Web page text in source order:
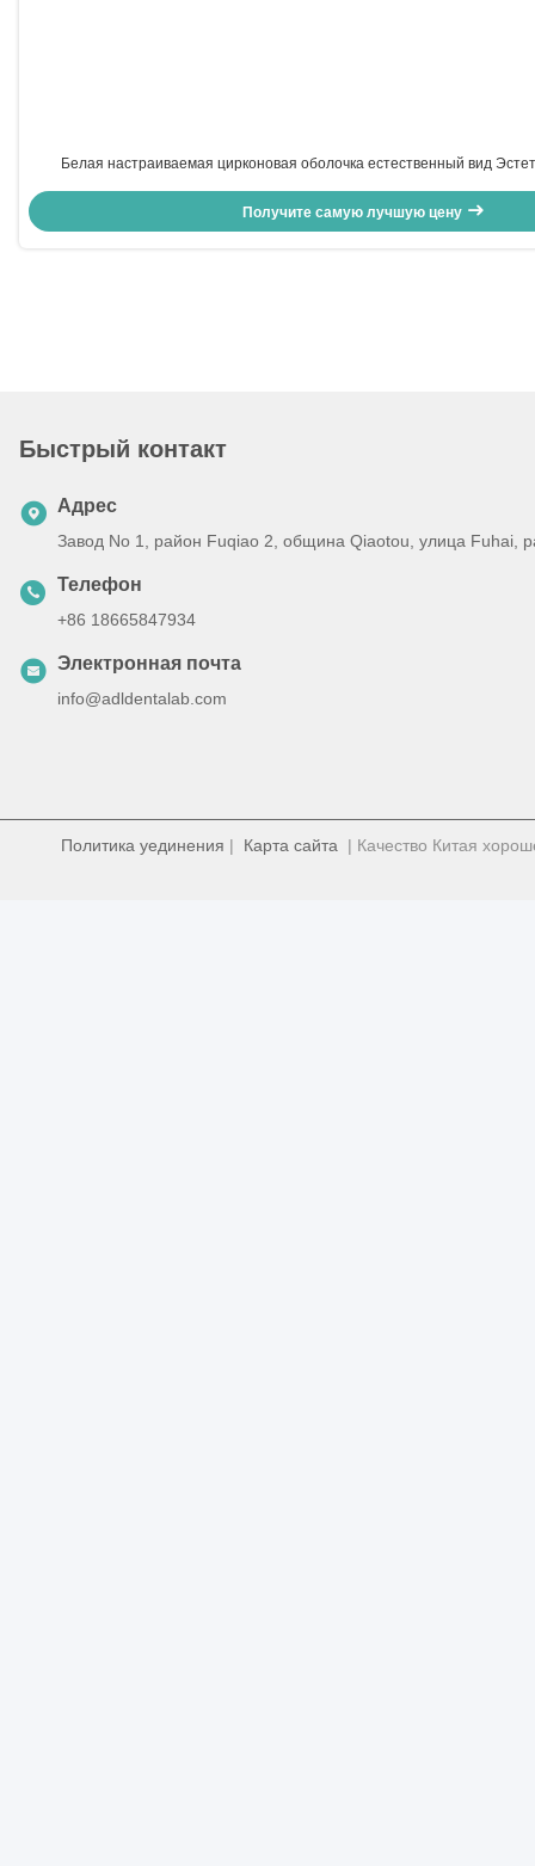
Белая настраиваемая цирконовая оболочка естественный вид
Получите самую лучшую цену
Быстрый контакт
Адрес
Завод No 1, район Fuqiao 2, община Qiaotou, улица Fuhai,
Телефон
+86 18665847934
Электронная почта
info@adldentalab.com
Политика уединения | Карта сайта | Качество Китая